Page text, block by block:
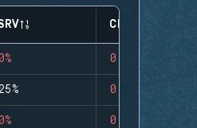
CLUTCHES
0
0
0